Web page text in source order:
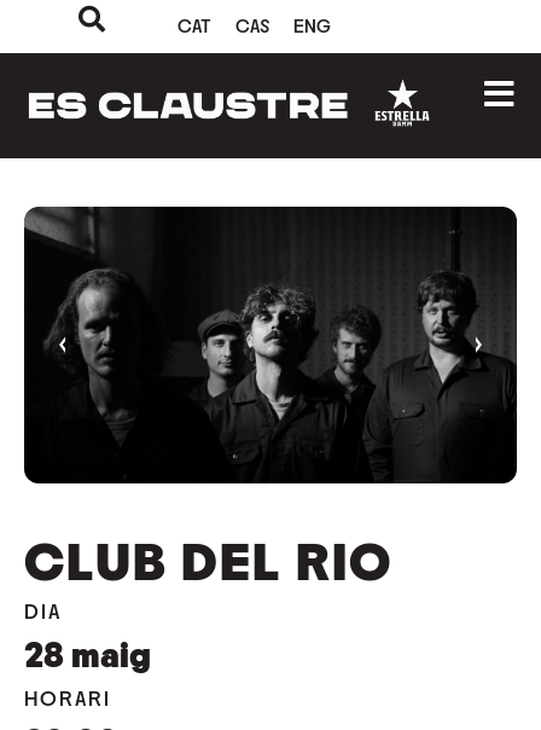
CAT CAS ENG
‹ ›
CLUB DEL RIO
DIA
28 maig
HORARI